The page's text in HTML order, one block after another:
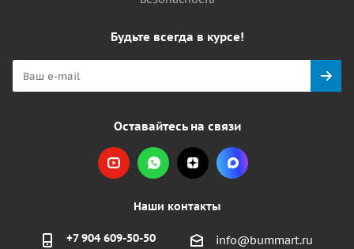
Будьте всегда в курсе!
Оставайтесь на связи
Наши контакты
+7 904 609-50-50 info@bummart.ru